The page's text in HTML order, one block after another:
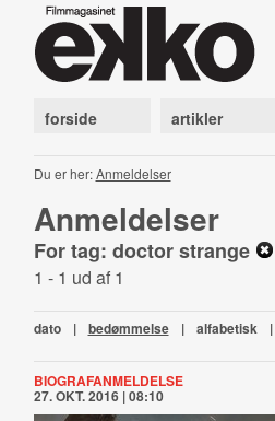
forside artikler
Du er her:Anmeldelser
Anmeldelser
For tag: doctor strange
1 - 1 ud af 1
dato | bedømmelse | alfabetisk |
BIOGRAFANMELDELSE
27. OKT. 2016 | 08:10